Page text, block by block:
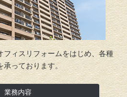
フィスリフォームをはじめ、各種
っております。
業務内容